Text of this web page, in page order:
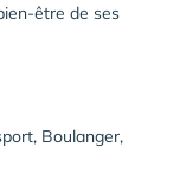
être de ses
Boulanger,